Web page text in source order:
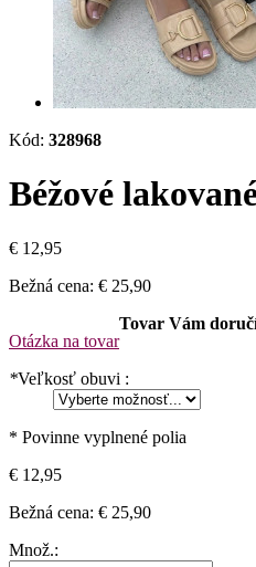
Kód: 328968
Béžové
€ 12,95
Bežná cena: € 25,90
Otázka na tovar
Tovar Vám
*Veľkosť obuvi :
* Povinne vyplnené polia
€ 12,95
Bežná cena: € 25,90
Množ.: